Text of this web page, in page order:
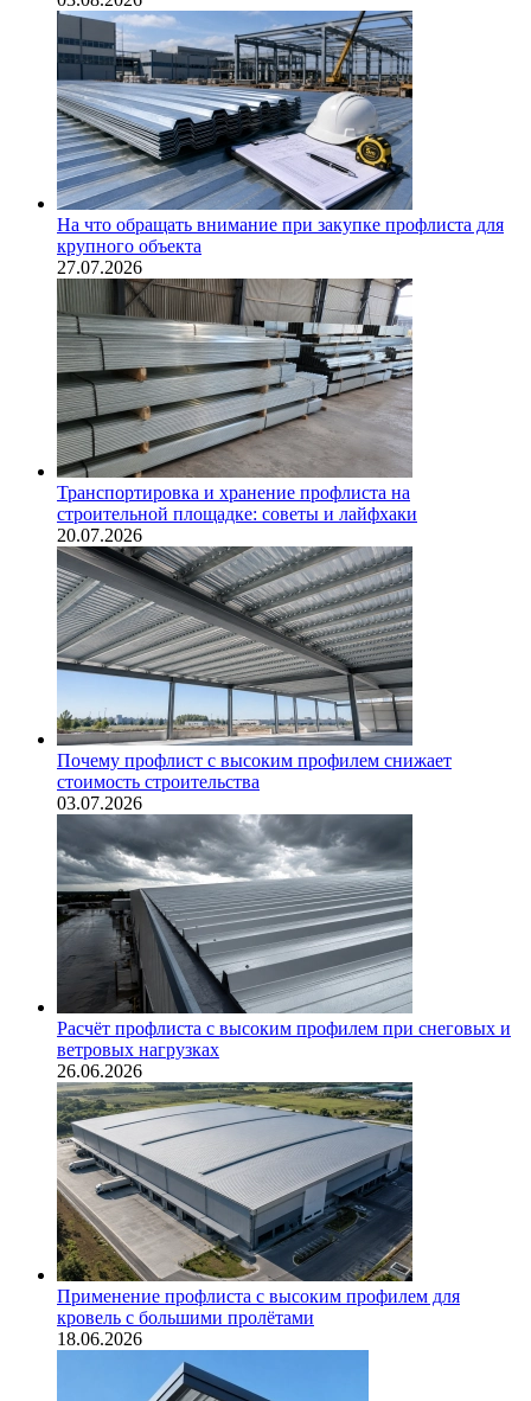
На что обращать внимание при закупке профлиста для
крупного объекта
27.07.2026
Транспортировка и хранение профлиста на
строительной площадке: советы и лайфхаки
20.07.2026
Почему профлист с высоким профилем снижает
стоимость строительства
03.07.2026
Расчёт профлиста с высоким профилем при снеговых и
ветровых нагрузках
26.06.2026
Применение профлиста с высоким профилем для
кровель с большими пролётами
18.06.2026